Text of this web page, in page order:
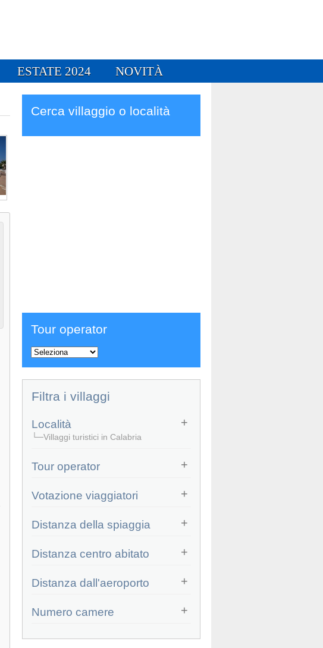
ESTATE 2024 NOVITÀ
Cerca villaggio o località
Tour operator
Filtra i villaggi
Località
└─Villaggi turistici in Calabria
Tour operator
Votazione viaggiatori
Distanza della spiaggia
Distanza centro abitato
Distanza dall'aeroporto
Numero camere